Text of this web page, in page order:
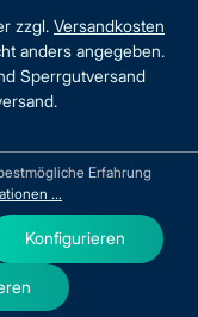
zzgl. Versandkosten
anders angegeben.
Sperrgutversand
Erfahrung
...
Konfigurieren